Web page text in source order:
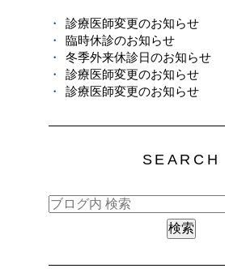
診療医師変更のお知らせ
臨時休診のお知らせ
冬季外来休診日のお知らせ
診療医師変更のお知らせ
診療医師変更のお知らせ
SEARCH